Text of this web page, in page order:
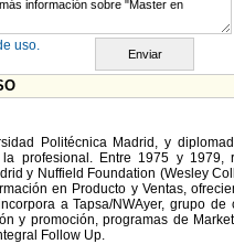
uso.
Politécnica Madrid, y
profesional. Entre 1975 y 1979,
y Nuffield Foundation (Wesley
en Producto y Ventas,
a Tapsa/NWAyer, grupo
y promoción, programas de
Follow Up.